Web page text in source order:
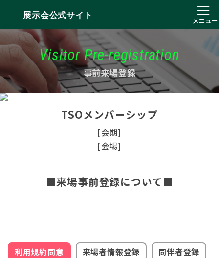
展示会公式サイト
メニュー
Visitor Pre-registration
事前来場登録
TSOメンバーシップ
[会期]
[会場]
■来場事前登録について■
利用規約同意 来場者情報登録
同伴者登録